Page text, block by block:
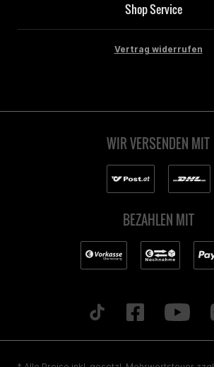
Shop Service
Vertrag widerrufen
WIR VERSENDEN MIT
BEZAHLEN MIT